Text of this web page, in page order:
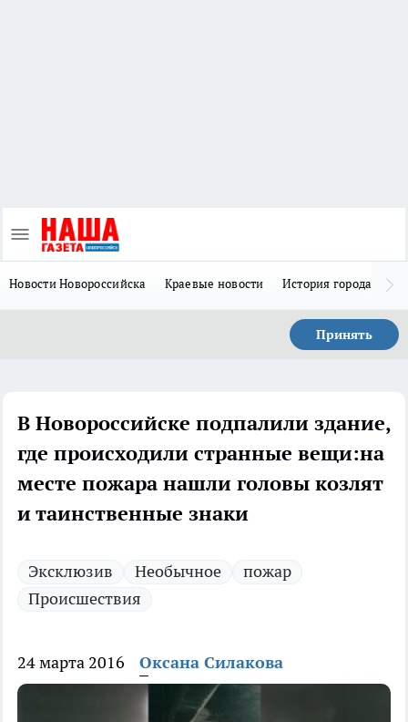
Новости Новороссийска Краевые новости История города Н
Принять
В Новороссийске подпалили здание,
где происходили странные вещи:на
месте пожара нашли головы козлят
и таинственные знаки
Эксклюзив Необычное
пожар
Происшествия
24 марта 2016 Оксана Силакова